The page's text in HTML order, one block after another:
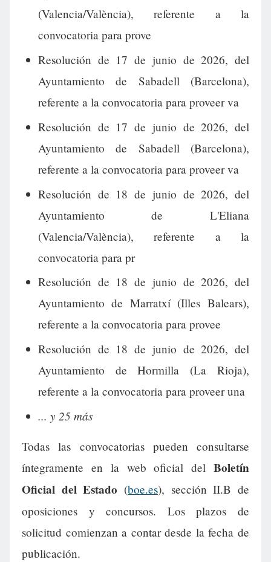
(Valencia/València), referente a la
convocatoria para prove
Resolución de 17 de junio de 2026, del
Ayuntamiento de Sabadell (Barcelona),
referente a la convocatoria para proveer va
Resolución de 17 de junio de 2026, del
Ayuntamiento de Sabadell (Barcelona),
referente a la convocatoria para proveer va
Resolución de 18 de junio de 2026, del
Ayuntamiento de L'Eliana
(Valencia/València), referente a la
convocatoria para pr
Resolución de 18 de junio de 2026, del
Ayuntamiento de Marratxí (Illes Balears),
referente a la convocatoria para provee
Resolución de 18 de junio de 2026, del
Ayuntamiento de Hormilla (La Rioja),
referente a la convocatoria para proveer una
... y 25 más
Todas las convocatorias pueden consultarse
íntegramente en la web oficial del Boletín
Oficial del Estado (boe.es), sección II.B de
oposiciones y concursos. Los plazos de
solicitud comienzan a contar desde la fecha de
publicación.